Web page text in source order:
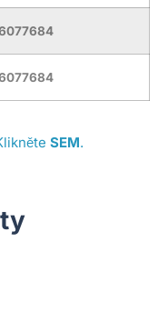
SEM.